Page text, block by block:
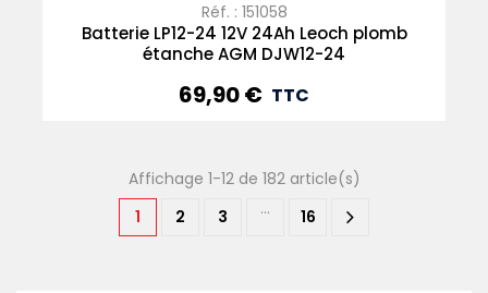
Réf. : 151058
Batterie LP12-24 12V 24Ah Leoch plomb
étanche AGM DJW12-24
Prix
69,90 € TTC
Affichage 1-12 de 182 article(s)
1
2 3 … 16